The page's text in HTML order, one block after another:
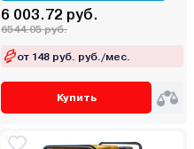
6 003.72 руб.
6544.05 руб.
от 148 руб. руб./мес.
Купить